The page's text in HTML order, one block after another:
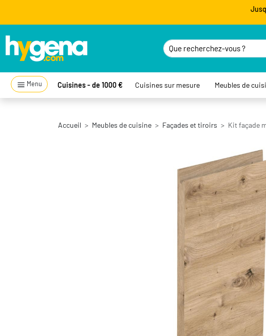
Menu Cuisines - de 1000 € Cuisines sur mesure Meubles de
Accueil Meubles de cuisine Façades et tiroirs Kit façade